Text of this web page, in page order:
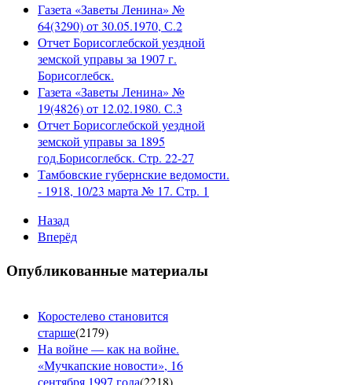
Газета «Заветы Ленина» №
64(3290) от 30.05.1970, С.2
Отчет Борисоглебской уездной
земской управы за 1907 г.
Борисоглебск.
Газета «Заветы Ленина» №
19(4826) от 12.02.1980. С.3
Отчет Борисоглебской уездной
земской управы за 1895
год.Борисоглебск. Стр. 22-27
Тамбовские губернские ведомости.
- 1918, 10/23 марта № 17. Стр. 1
Назад
Вперёд
Опубликованные материалы
Коростелево становится
старше(2179)
На войне — как на войне.
«Мучкапские новости», 16